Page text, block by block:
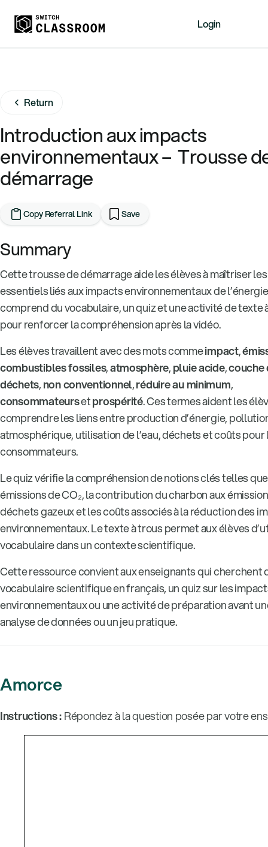
About
Events
Videos
Login
Sign Up
Return
Introduction aux impacts
environnementaux – Trousse
démarrage
Copy Referral Link Save
Summary
Cette trousse de démarrage aide les élèves à maîtriser
essentiels liés aux impacts environnementaux de
comprend du vocabulaire, un quiz et une activité de texte
pour renforcer la compréhension après la vidéo.
Les élèves travaillent avec des mots commeimpact,
combustibles fossiles,atmosphère,pluie acide,couche
déchets,non conventionnel,réduire au minimum,
consommateursetprospérité. Ces termes aident les
comprendre les liens entre production d’énergie,
atmosphérique, utilisation de l’eau, déchets et coûts pour
consommateurs.
Le quiz vérifie la compréhension de notions clés telles
émissions de CO₂, la contribution du charbon aux
déchets gazeux et les coûts associés à la réduction des
environnementaux. Le texte à trous permet aux élèves
vocabulaire dans un contexte scientifique.
Cette ressource convient aux enseignants qui cherchent
vocabulaire scientifique en français, un quiz sur les
environnementaux ou une activité de préparation avant
analyse de données ou un jeu pratique.
Amorce
Instructions :Répondez à la question posée par votre